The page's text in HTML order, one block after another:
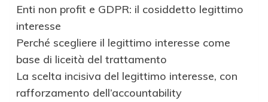
Enti non profit e GDPR: il cosiddetto legittimo
interesse
Perché scegliere il legittimo interesse come
base di liceità del trattamento
La scelta incisiva del legittimo interesse, con
rafforzamento dell’accountability